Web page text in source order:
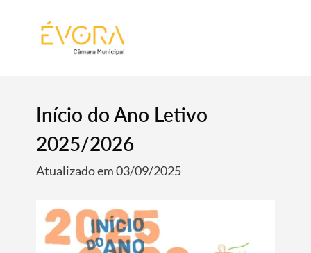
Início do Ano Letivo
2025/2026
Atualizado em 03/09/2025